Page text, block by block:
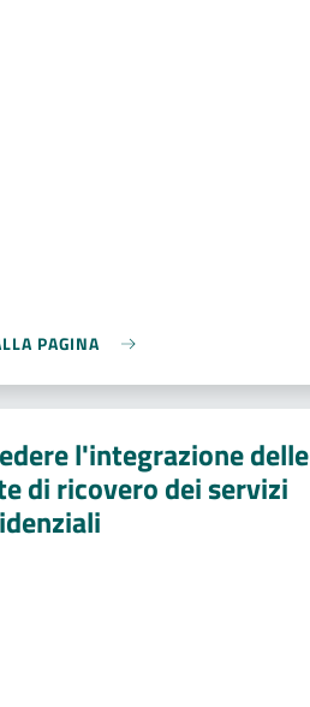
PAGINA
l'integrazione delle
di ricovero dei servizi